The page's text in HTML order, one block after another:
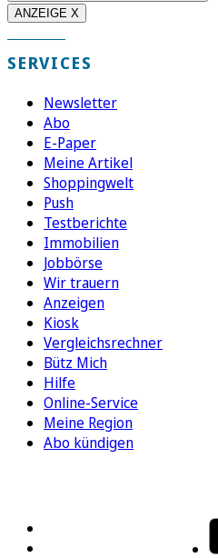
ANZEIGE X
SERVICES
Newsletter
Abo
E-Paper
Meine Artikel
Shoppingwelt
Push
Testberichte
Immobilien
Jobbörse
Wir trauern
Anzeigen
Kiosk
Vergleichsrechner
Bütz Mich
Hilfe
Online-Service
Meine Region
Abo kündigen